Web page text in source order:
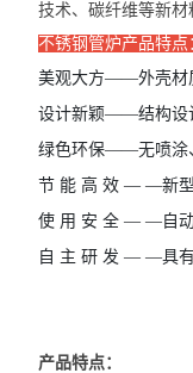
技术、碳纤维等新材
不锈钢管炉产品特点
美观大方——外壳材
设计新颖——结构设
绿色环保——无喷涂
节 能 高 效 — —新型
使 用 安 全 — —
自 主 研 发 — —具
产品特点：